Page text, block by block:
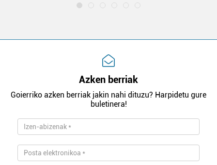
Azken berriak
Goierriko azken berriak jakin nahi dituzu? Harpidetu gure
buletinera!